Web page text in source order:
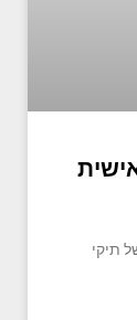
תיקי